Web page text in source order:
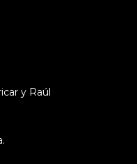
y Raúl